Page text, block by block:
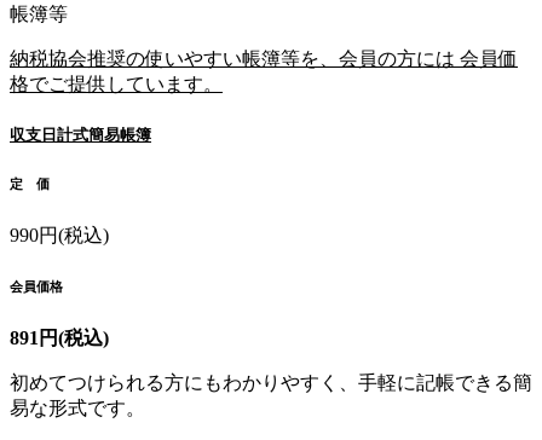
帳簿等
納税協会推奨の使いやすい帳簿等を、会員の方には 会員価
格でご提供しています。
収支日計式簡易帳簿
定 価
990円(税込)
会員価格
891円(税込)
初めてつけられる方にもわかりやすく、手軽に記帳できる簡
易な形式です。